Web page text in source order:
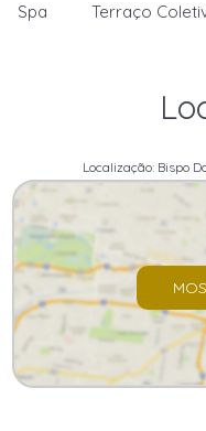
Spa
Terraço
Localização: Bispo